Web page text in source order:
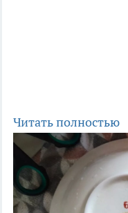
Читать полностью